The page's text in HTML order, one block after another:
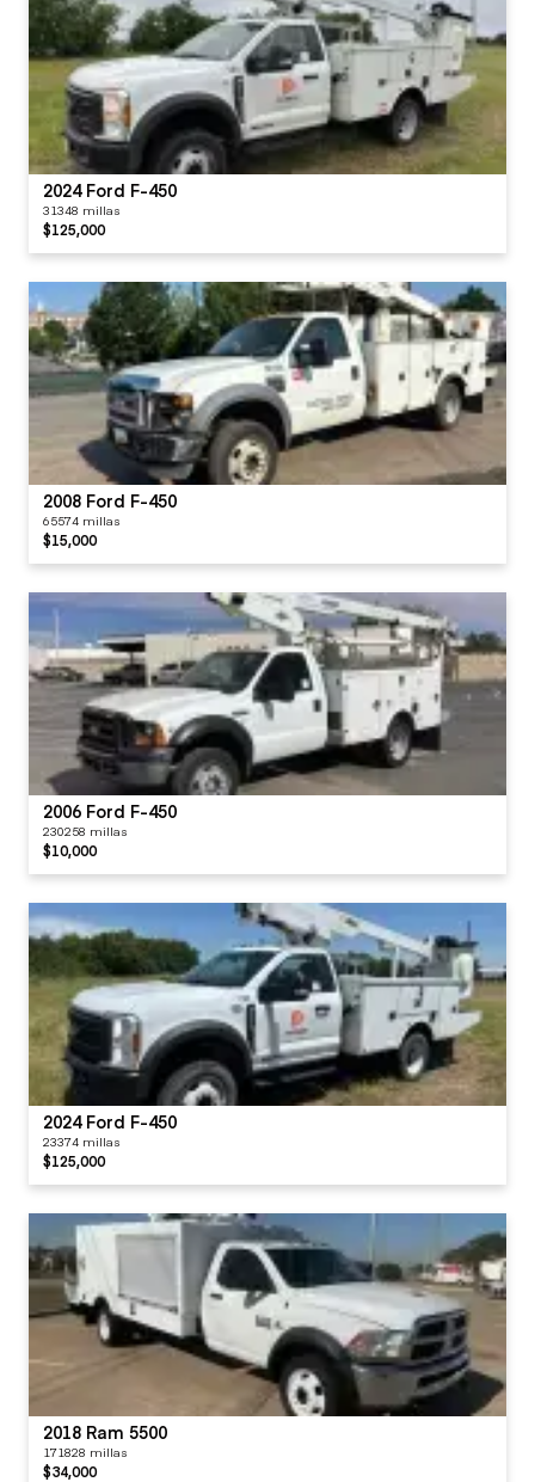
2024 Ford F-450
31348 millas
$125,000
2008 Ford F-450
65574 millas
$15,000
2006 Ford F-450
230258 millas
$10,000
2024 Ford F-450
23374 millas
$125,000
2018 Ram 5500
171828 millas
$34,000